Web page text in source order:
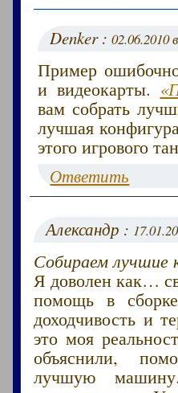
Denker :02.06.2010
Пример
и видеокарты.
вам собрать
лучшая
этого игрового
Ответить
Александр :
Собираем лучшие
Я доволен как…
помощь в
доходчивость и
это моя
объяснили,
лучшую